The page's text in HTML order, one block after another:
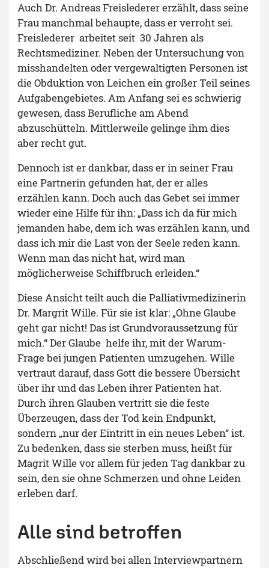
Auch Dr. Andreas Freislederer erzählt, dass seine
Frau manchmal behaupte, dass er verroht sei.
Freislederer arbeitet seit 30 Jahren als
Rechtsmediziner. Neben der Untersuchung von
misshandelten oder vergewaltigten Personen ist
die Obduktion von Leichen ein großer Teil seines
Aufgabengebietes. Am Anfang sei es schwierig
gewesen, dass Berufliche am Abend
abzuschütteln. Mittlerweile gelinge ihm dies
aber recht gut.
Dennoch ist er dankbar, dass er in seiner Frau
eine Partnerin gefunden hat, der er alles
erzählen kann. Doch auch das Gebet sei immer
wieder eine Hilfe für ihn: „Dass ich da für mich
jemanden habe, dem ich was erzählen kann, und
dass ich mir die Last von der Seele reden kann.
Wenn man das nicht hat, wird man
möglicherweise Schiffbruch erleiden.“
Diese Ansicht teilt auch die Palliativmedizinerin
Dr. Margrit Wille. Für sie ist klar: „Ohne Glaube
geht gar nicht! Das ist Grundvoraussetzung für
mich.“ Der Glaube helfe ihr, mit der Warum-
Frage bei jungen Patienten umzugehen. Wille
vertraut darauf, dass Gott die bessere Übersicht
über ihr und das Leben ihrer Patienten hat.
Durch ihren Glauben vertritt sie die feste
Überzeugen, dass der Tod kein Endpunkt,
sondern „nur der Eintritt in ein neues Leben“ ist.
Zu bedenken, dass sie sterben muss, heißt für
Magrit Wille vor allem für jeden Tag dankbar zu
sein, den sie ohne Schmerzen und ohne Leiden
erleben darf.
Alle sind betroffen
Abschließend wird bei allen Interviewpartnern